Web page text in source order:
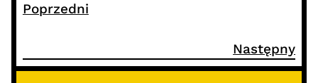
Poprzedni
Następny